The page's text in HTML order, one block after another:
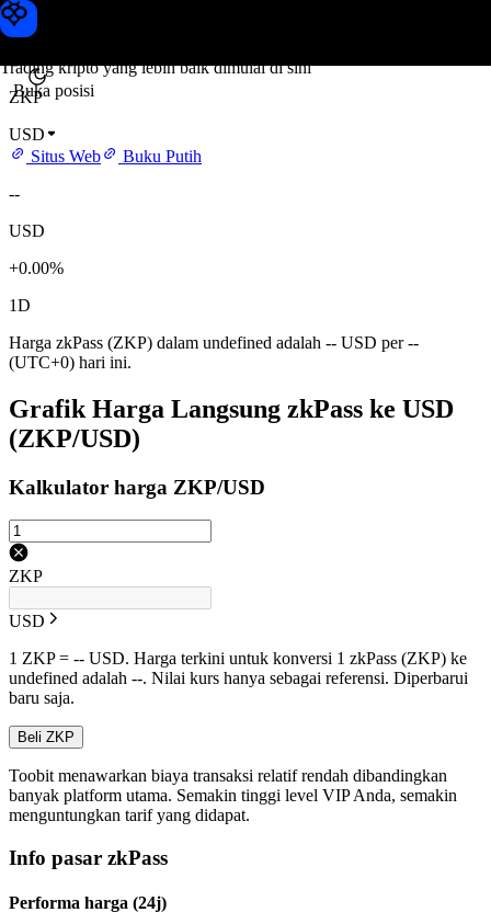
Trading kripto yang lebih baik dimulai di sini
Buka posisi
Harga zkPass
ZKP
USD
Situs Web
Buku Putih
--
USD
+0.00%
1D
Harga zkPass (ZKP) dalam undefined adalah -- USD per --
(UTC+0) hari ini.
Grafik Harga Langsung zkPass ke USD
(ZKP/USD)
Kalkulator harga ZKP/USD
ZKP
USD
1 ZKP = -- USD. Harga terkini untuk konversi 1 zkPass (ZKP) ke
undefined adalah --. Nilai kurs hanya sebagai referensi. Diperbarui
baru saja.
Beli ZKP
Toobit menawarkan biaya transaksi relatif rendah dibandingkan
banyak platform utama. Semakin tinggi level VIP Anda, semakin
menguntungkan tarif yang didapat.
Info pasar zkPass
Performa harga (24j)